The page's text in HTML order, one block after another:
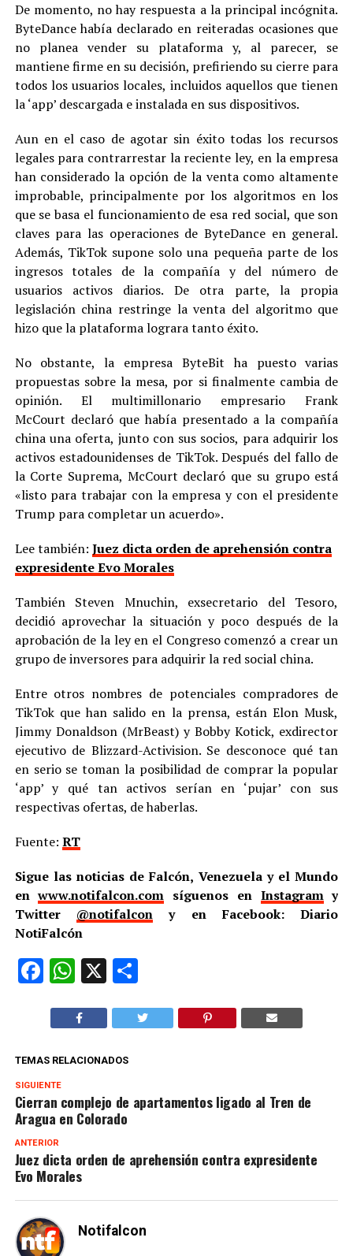
De momento, no hay respuesta a la principal incógnita.
ByteDance había declarado en reiteradas ocasiones que
no planea vender su plataforma y, al parecer, se
mantiene firme en su decisión, prefiriendo su cierre para
todos los usuarios locales, incluidos aquellos que tienen
la ‘app’ descargada e instalada en sus dispositivos.
Aun en el caso de agotar sin éxito todas los recursos
legales para contrarrestar la reciente ley, en la empresa
han considerado la opción de la venta como altamente
improbable, principalmente por los algoritmos en los
que se basa el funcionamiento de esa red social, que son
claves para las operaciones de ByteDance en general.
Además, TikTok supone solo una pequeña parte de los
ingresos totales de la compañía y del número de
usuarios activos diarios. De otra parte, la propia
legislación china restringe la venta del algoritmo que
hizo que la plataforma lograra tanto éxito.
No obstante, la empresa ByteBit ha puesto varias
propuestas sobre la mesa, por si finalmente cambia de
opinión. El multimillonario empresario Frank
McCourt declaró que había presentado a la compañía
china una oferta, junto con sus socios, para adquirir los
activos estadounidenses de TikTok. Después del fallo de
la Corte Suprema, McCourt declaró que su grupo está
«listo para trabajar con la empresa y con el presidente
Trump para completar un acuerdo».
Lee también: Juez dicta orden de aprehensión contra
expresidente Evo Morales
También Steven Mnuchin, exsecretario del Tesoro,
decidió aprovechar la situación y poco después de la
aprobación de la ley en el Congreso comenzó a crear un
grupo de inversores para adquirir la red social china.
Entre otros nombres de potenciales compradores de
TikTok que han salido en la prensa, están Elon Musk,
Jimmy Donaldson (MrBeast) y Bobby Kotick, exdirector
ejecutivo de Blizzard-Activision. Se desconoce qué tan
en serio se toman la posibilidad de comprar la popular
‘app’ y qué tan activos serían en ‘pujar’ con sus
respectivas ofertas, de haberlas.
Fuente: RT
Sigue las noticias de Falcón, Venezuela y el Mundo
enwww.notifalcon.com síguenos en Instagramy
Twitter @notifalcon y en Facebook: Diario
NotiFalcón
Facebook
WhatsApp
X
TEMAS RELACIONADOS
SIGUIENTE
Cierran complejo de apartamentos ligado al Tren de
Aragua en Colorado
ANTERIOR
Juez dicta orden de aprehensión contra expresidente
Evo Morales
Notifalcon